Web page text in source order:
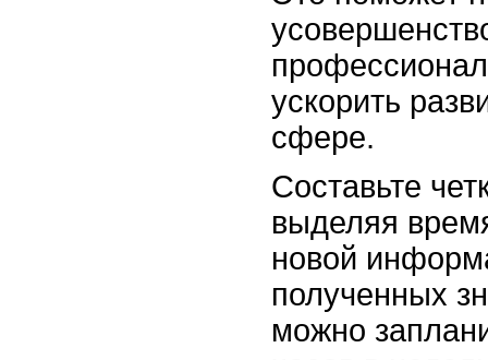
ускорить
сфере.
Составьте
выделяя
новой
полученных
можно